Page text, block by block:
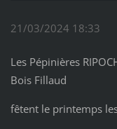
21/03/2024 18:33
Les Pépinières
Bois Fillaud
fêtent le printemps